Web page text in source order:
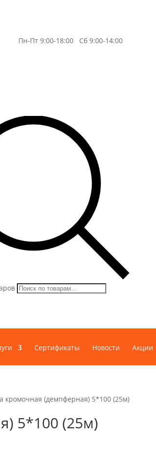
Пн-Пт 9:00-18:00 Сб 9:00-14:00
Сертификаты Новости Акции
кромочная (демпферная) 5*100 (25м)
5*100 (25м)